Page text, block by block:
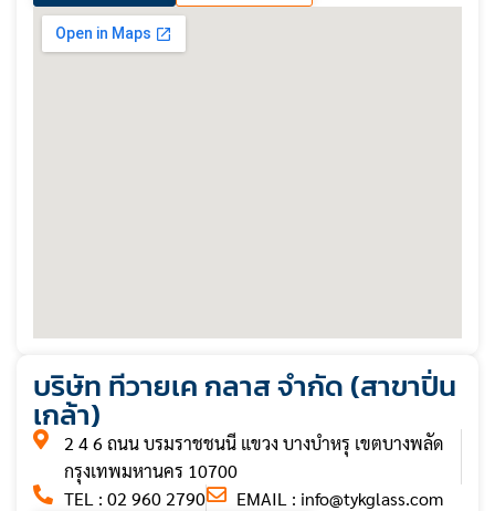
บริษัท ทีวายเค กลาส จำกัด (สาขาปิ่น
เกล้า)
2 4 6 ถนน บรมราชชนนี แขวง บางบำหรุ เขตบางพลัด
กรุงเทพมหานคร 10700
TEL : 02 960 2790
EMAIL : info@tykglass.com